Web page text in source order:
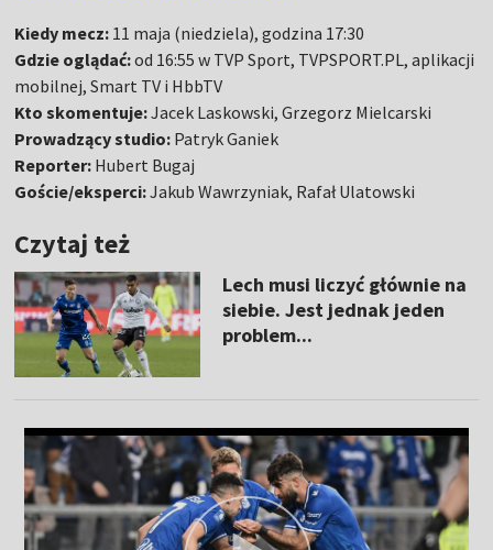
Kiedy mecz: 11 maja (niedziela), godzina 17:30
Gdzie oglądać:od 16:55 w TVP Sport, TVPSPORT.PL, aplikacji
mobilnej, Smart TV i HbbTV
Kto skomentuje:Jacek Laskowski, Grzegorz Mielcarski
Prowadzący studio: Patryk Ganiek
Reporter: Hubert Bugaj
Goście/eksperci:Jakub Wawrzyniak, Rafał Ulatowski
Czytaj też
Lech musi liczyć głównie na
siebie. Jest jednak jeden
problem...